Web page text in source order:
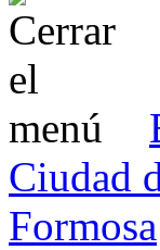
Ciudad
Formosa